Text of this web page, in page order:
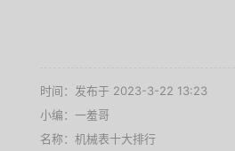
时间：发布于 2023-3-22 13:23
小编：一羞哥
名称： 机械表十大排行